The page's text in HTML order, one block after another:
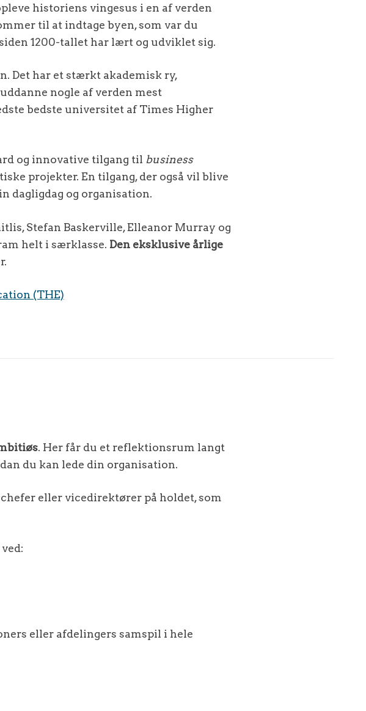
historiens vingesus i en af verden
til at indtage byen, som var du
1200-tallet har lært og udviklet sig.
Det har et stærkt akademisk ry,
nogle af verden mest
bedste universitet afTimes Higher
og innovative tilgang til business
projekter. En tilgang, der også vil blive
dagligdag og organisation.
Stefan Baskerville, Elleanor Murray og
helt i særklasse. Den eksklusive årlige
(THE)
. Her får du et reflektionsrum langt
du kan lede din organisation.
eller vicedirektører på holdet, som
eller afdelingers samspil i hele